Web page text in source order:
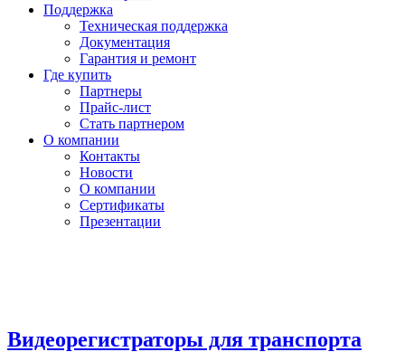
Поддержка
Техническая поддержка
Документация
Гарантия и ремонт
Где купить
Партнеры
Прайс-лист
Стать партнером
О компании
Контакты
Новости
О компании
Сертификаты
Презентации
Видеорегистраторы для транспорта